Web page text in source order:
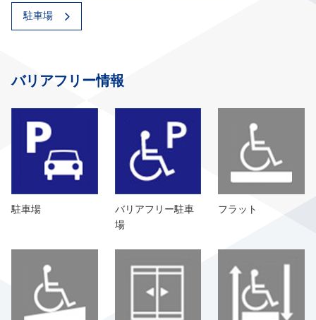
駐車場
バリアフリー情報
駐車場
バリアフリー駐車
場
フラット